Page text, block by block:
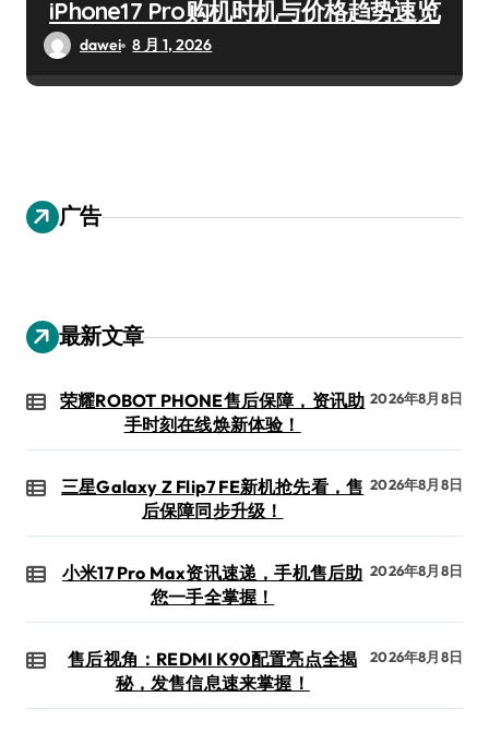
iPhone17 Pro购机时机与价格趋势速览
dawei 8 月 1, 2026
广告
最新文章
荣耀ROBOT PHONE售后保障，资讯助
手时刻在线焕新体验！
2026年8月8日
三星Galaxy Z Flip7 FE新机抢先看，售
后保障同步升级！
2026年8月8日
小米17 Pro Max资讯速递，手机售后助
您一手全掌握！
2026年8月8日
售后视角：REDMI K90配置亮点全揭
秘，发售信息速来掌握！
2026年8月8日